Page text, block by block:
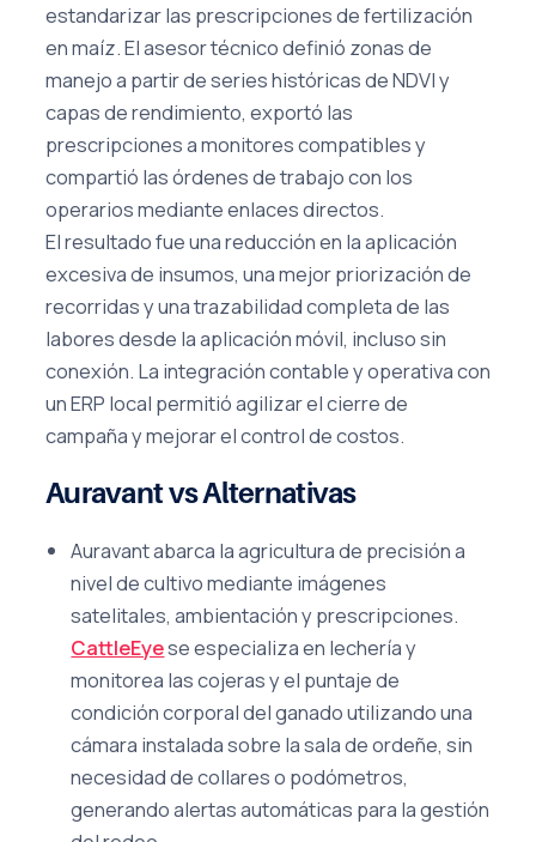
estandarizar las prescripciones de fertilización
en maíz. El asesor técnico definió zonas de
manejo a partir de series históricas de NDVI y
capas de rendimiento, exportó las
prescripciones a monitores compatibles y
compartió las órdenes de trabajo con los
operarios mediante enlaces directos.
El resultado fue una reducción en la aplicación
excesiva de insumos, una mejor priorización de
recorridas y una trazabilidad completa de las
labores desde la aplicación móvil, incluso sin
conexión. La integración contable y operativa con
un ERP local permitió agilizar el cierre de
campaña y mejorar el control de costos.
Auravant vs Alternativas
Auravant abarca la agricultura de precisión a
nivel de cultivo mediante imágenes
satelitales, ambientación y prescripciones.
CattleEyese especializa en lechería y
monitorea las cojeras y el puntaje de
condición corporal del ganado utilizando una
cámara instalada sobre la sala de ordeñe, sin
necesidad de collares o podómetros,
generando alertas automáticas para la gestión